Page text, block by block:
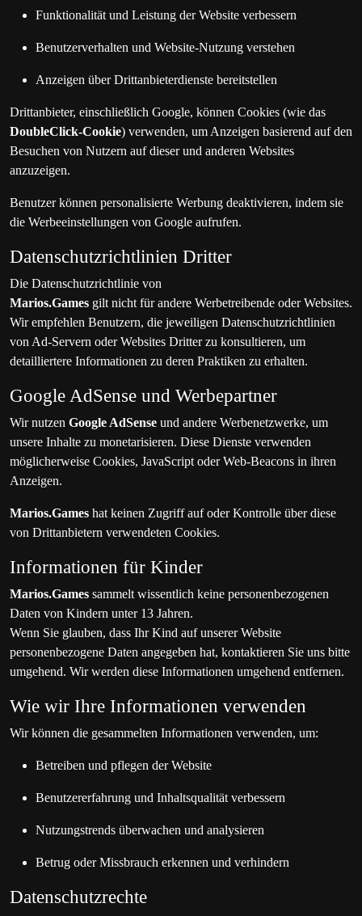
Funktionalität und Leistung der Website verbessern
Benutzerverhalten und Website-Nutzung verstehen
Anzeigen über Drittanbieterdienste bereitstellen
Drittanbieter, einschließlich Google, können Cookies (wie das
DoubleClick-Cookie) verwenden, um Anzeigen basierend auf den
Besuchen von Nutzern auf dieser und anderen Websites
anzuzeigen.
Benutzer können personalisierte Werbung deaktivieren, indem sie
die Werbeeinstellungen von Google aufrufen.
Datenschutzrichtlinien Dritter
Die Datenschutzrichtlinie von
Marios.Games gilt nicht für andere Werbetreibende oder Websites.
Wir empfehlen Benutzern, die jeweiligen Datenschutzrichtlinien
von Ad-Servern oder Websites Dritter zu konsultieren, um
detailliertere Informationen zu deren Praktiken zu erhalten.
Google AdSense und Werbepartner
Wir nutzen Google AdSense und andere Werbenetzwerke, um
unsere Inhalte zu monetarisieren. Diese Dienste verwenden
möglicherweise Cookies, JavaScript oder Web-Beacons in ihren
Anzeigen.
Marios.Games hat keinen Zugriff auf oder Kontrolle über diese
von Drittanbietern verwendeten Cookies.
Informationen für Kinder
Marios.Games sammelt wissentlich keine personenbezogenen
Daten von Kindern unter 13 Jahren.
Wenn Sie glauben, dass Ihr Kind auf unserer Website
personenbezogene Daten angegeben hat, kontaktieren Sie uns bitte
umgehend. Wir werden diese Informationen umgehend entfernen.
Wie wir Ihre Informationen verwenden
Wir können die gesammelten Informationen verwenden, um:
Betreiben und pflegen der Website
Benutzererfahrung und Inhaltsqualität verbessern
Nutzungstrends überwachen und analysieren
Betrug oder Missbrauch erkennen und verhindern
Datenschutzrechte